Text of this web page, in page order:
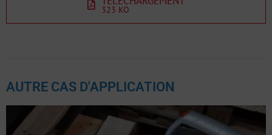
323 KO
AUTRE CAS D'APPLICATION